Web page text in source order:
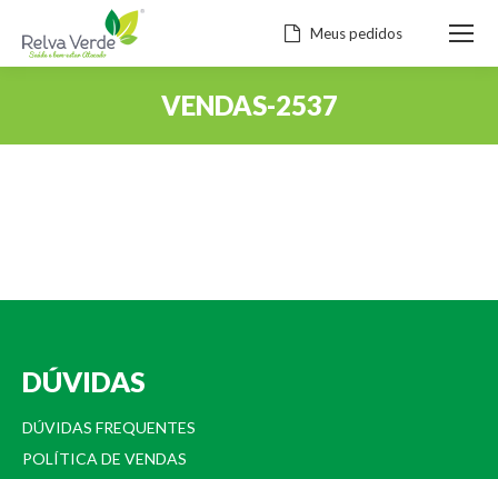
Meus pedidos
VENDAS-2537
DÚVIDAS
DÚVIDAS FREQUENTES
POLÍTICA DE VENDAS